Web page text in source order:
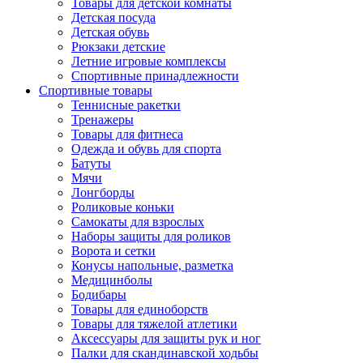
Товары для детской комнаты
Детская посуда
Детская обувь
Рюкзаки детские
Летние игровые комплексы
Спортивные принадлежности
Спортивные товары
Теннисные ракетки
Тренажеры
Товары для фитнеса
Одежда и обувь для спорта
Батуты
Мячи
Лонгборды
Роликовые коньки
Самокаты для взрослых
Наборы защиты для роликов
Ворота и сетки
Конусы напольные, разметка
Медицинболы
Бодибары
Товары для единоборств
Товары для тяжелой атлетики
Аксессуары для защиты рук и ног
Палки для скандинавской ходьбы